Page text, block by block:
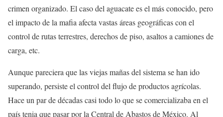
crimen organizado. El caso del aguacate es el más conocido, pero
el impacto de la mafia afecta vastas áreas geográficas con el
control de rutas terrestres, derechos de piso, asaltos a camiones de
carga, etc.
Aunque pareciera que las viejas mañas del sistema se han ido
superando, persiste el control del flujo de productos agrícolas.
Hace un par de décadas casi todo lo que se comercializaba en el
país tenia que pasar por la Central de Abastos de México. Al